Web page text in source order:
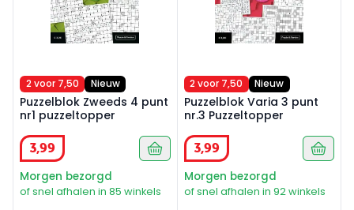
2 voor 7,50 Nieuw
Puzzelblok Zweeds 4 punt
nr1 puzzeltopper
3,99
Morgen bezorgd
of snel afhalen in 85 winkels
2 voor 7,50 Nieuw
Puzzelblok Varia 3 punt
nr.3 Puzzeltopper
3,99
Morgen bezorgd
of snel afhalen in 92 winkels